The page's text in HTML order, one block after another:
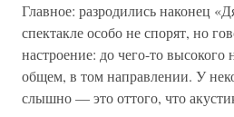
Главное: разродились наконец
спектакле особо не спорят, но
настроение: до чего-то высокого
общем, в том направлении. У
слышно — это оттого, что